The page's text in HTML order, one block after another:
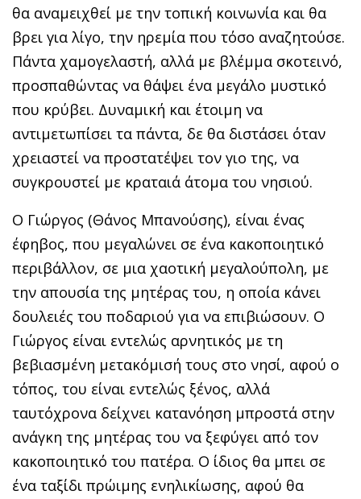
θα αναμειχθεί με την τοπική κοινωνία και θα
βρει για λίγο, την ηρεμία που τόσο αναζητούσε.
Πάντα χαμογελαστή, αλλά με βλέμμα σκοτεινό,
προσπαθώντας να θάψει ένα μεγάλο μυστικό
που κρύβει. Δυναμική και έτοιμη να
αντιμετωπίσει τα πάντα, δε θα διστάσει όταν
χρειαστεί να προστατέψει τον γιο της, να
συγκρουστεί με κραταιά άτομα του νησιού.
Ο Γιώργος (Θάνος Μπανούσης), είναι ένας
έφηβος, που μεγαλώνει σε ένα κακοποιητικό
περιβάλλον, σε μια χαοτική μεγαλούπολη, με
την απουσία της μητέρας του, η οποία κάνει
δουλειές του ποδαριού για να επιβιώσουν. Ο
Γιώργος είναι εντελώς αρνητικός με τη
βεβιασμένη μετακόμισή τους στο νησί, αφού ο
τόπος, του είναι εντελώς ξένος, αλλά
ταυτόχρονα δείχνει κατανόηση μπροστά στην
ανάγκη της μητέρας του να ξεφύγει από τον
κακοποιητικό του πατέρα. Ο ίδιος θα μπει σε
ένα ταξίδι πρώιμης ενηλικίωσης, αφού θα